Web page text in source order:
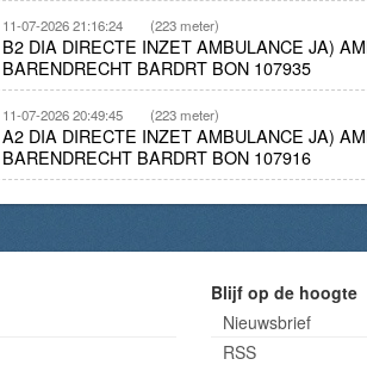
11-07-2026 21:16:24 (223 meter)
B2 DIA DIRECTE INZET AMBULANCE JA)
BARENDRECHT BARDRT BON 107935
11-07-2026 20:49:45 (223 meter)
A2 DIA DIRECTE INZET AMBULANCE JA)
BARENDRECHT BARDRT BON 107916
Blijf op de hoogte
Nieuwsbrief
RSS